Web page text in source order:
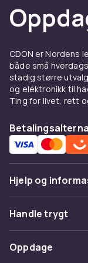
på kjøkkenet.
kontrollen
kan
som
Manuelle
holdbare og
enkle
Hva bør
velger
basert på
CDON er Nordens
både små
stadig større
og elektronikk til
Ting for livet, rett
Hjelp og
Vanlige spørsmål
Spor pakke
Angre & returner
Handle trygt
Betaling
Oppdage